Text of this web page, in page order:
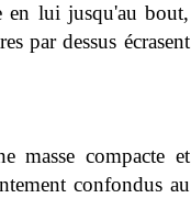
en lui jusqu'au bout,
par dessus écrasent
masse compacte et
confondus au